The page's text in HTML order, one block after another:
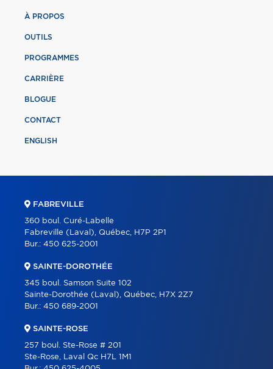
À PROPOS
OUTILS
PROGRAMMES
CARRIÈRE
BLOGUE
CONTACT
ENGLISH
FABREVILLE
360 boul. Curé-Labelle
Fabreville (Laval), Québec, H7P 2P1
Bur.: 450 625-2001
SAINTE-DOROTHÉE
345 boul. Samson Suite 102
Sainte-Dorothée (Laval), Québec, H7X 2Z7
Bur.: 450 689-2001
SAINTE-ROSE
257 boul. Ste-Rose # 201
Ste-Rose, Laval Qc H7L 1M1